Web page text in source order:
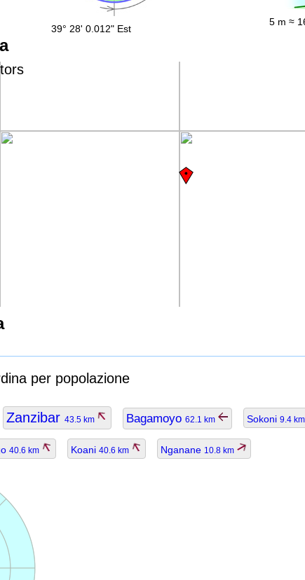
39° 28' 0.012" Est
5 m ≈
per popolazione
Zanzibar 43.5 km Bagamoyo 62.1 km Sokoni 9.4 km
40.6 km Koani 40.6 km Nganane 10.8 km